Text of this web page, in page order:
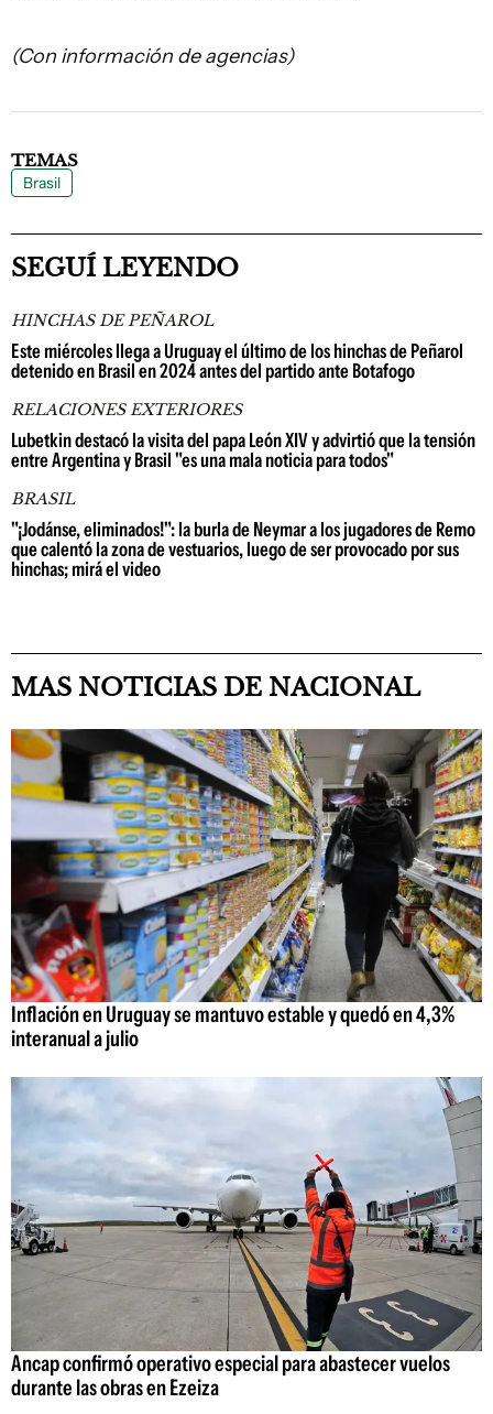
(Con información de agencias)
TEMAS
Brasil
SEGUÍ LEYENDO
HINCHAS DE PEÑAROL
Este miércoles llega a Uruguay el último de los hinchas de Peñarol
detenido en Brasil en 2024 antes del partido ante Botafogo
RELACIONES EXTERIORES
Lubetkin destacó la visita del papa León XIV y advirtió que la tensión
entre Argentina y Brasil "es una mala noticia para todos"
BRASIL
"¡Jodánse, eliminados!": la burla de Neymar a los jugadores de Remo
que calentó la zona de vestuarios, luego de ser provocado por sus
hinchas; mirá el video
MAS NOTICIAS DE NACIONAL
Inflación en Uruguay se mantuvo estable y quedó en 4,3%
interanual a julio
Ancap confirmó operativo especial para abastecer vuelos
durante las obras en Ezeiza